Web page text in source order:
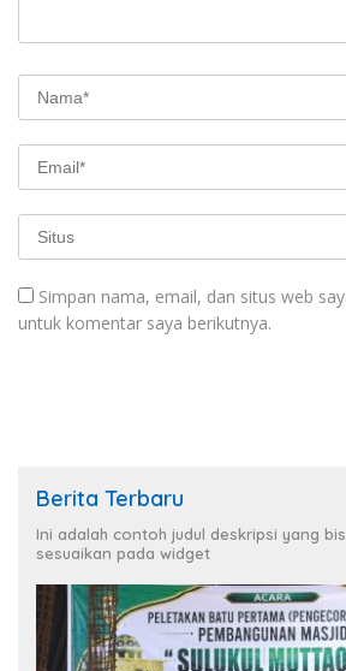
Simpan nama, email, dan situs web
untuk komentar saya berikutnya.
Berita Terbaru
Ini adalah contoh judul deskripsi yang
sesuaikan pada widget